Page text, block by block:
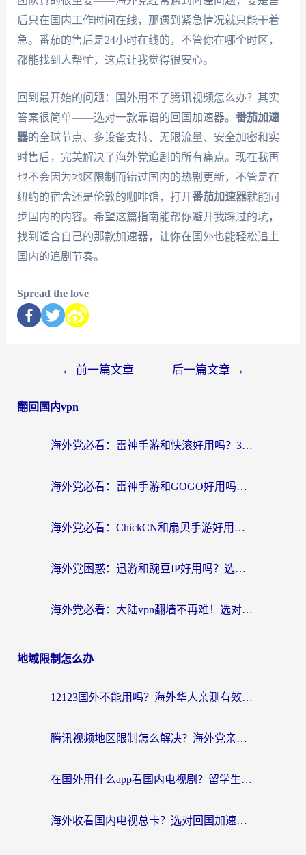
后只在国内工作时间在线，那遇到紧急情况就只能干着
急。番茄的售后是24小时在线的，不管你在哪个时区，
都能找到人帮忙，这点让我觉得很安心。
回到最开始的问题：国外用不了腾讯视频怎么办？其实
答案很简单——选对一款靠谱的回国加速器。 番茄加速
器的全球节点、多设备支持、无限流量、安全加密和实
时售后，完美解决了海外党追剧的所有痛点。现在我再
也不会因为地区限制而错过国内的热剧更新，不管是在
纽约的宿舍还是伦敦的咖啡馆，打开番茄加速器就能同
步国内的内容。希望这篇指南能帮你避开我踩过的坑，
找到适合自己的那款加速器，让你在国外也能轻松追上
国内的追剧节奏。
Spread the love
← 前一篇文章 后一篇文章 →
翻回国内vpn
海外党必看：雷神手游和快滚好用吗？3步选对回国加速器无缝刷国内资源
海外党必看：雷神手游和GOGO好用吗？3步选对回国加速器，无缝刷剧玩原神
海外党必看：ChickCN和扇贝手游好用吗？3步选对回国加速器无缝刷国内资源
海外党困惑：迅游和豌豆IP好用吗？选对回国加速器，刷剧游戏再也不卡
海外党必看：大陆vpn翻墙不再难！选对加速器，无缝刷国内资源
地域限制怎么办
12123国外不能用吗？海外华人亲测有效的回国加速方案来了
腾讯视频地区限制怎么解决？海外党亲测有效的回国加速器选择指南
在国外用什么app看国内电视剧？留学生亲测有效的回国加速方案
海外收看国内电视总卡？选对回国加速器，让你流畅追《狂飙》《长相思》